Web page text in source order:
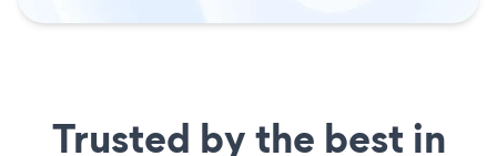
Trusted by the best in